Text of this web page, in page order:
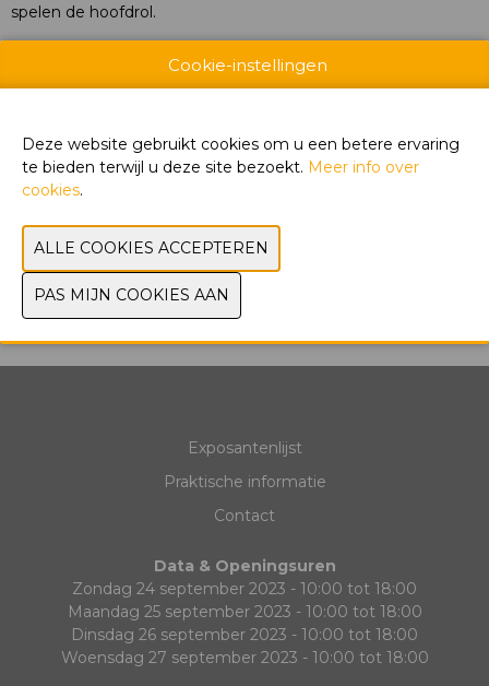
spelen de hoofdrol.
WEBSITE CATALOGUS
PRODUCTGROEP
FOTO'S
Exposantenlijst
Praktische informatie
Contact
Data & Openingsuren
Zondag 24 september 2023 - 10:00 tot 18:00
Maandag 25 september 2023 - 10:00 tot 18:00
Dinsdag 26 september 2023 - 10:00 tot 18:00
Woensdag 27 september 2023 - 10:00 tot 18:00
Cookie-instellingen
Deze website gebruikt cookies om u een betere ervaring
te bieden terwijl u deze site bezoekt. Meer info over
cookies.